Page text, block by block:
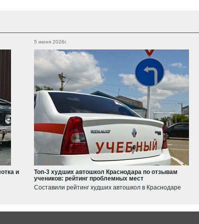
Outback
XV
Forester
BRZ
Suzuki
Jimny
Swift
Geely
Emgrand
Atlas
Haval
и
5 июня 2026г.
Топ-3 худших автошкол Краснодара по отзывам
учеников: рейтинг проблемных мест
Составили рейтинг худших автошкол в Краснодаре